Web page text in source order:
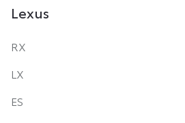
Lexus
RX
LX
ES